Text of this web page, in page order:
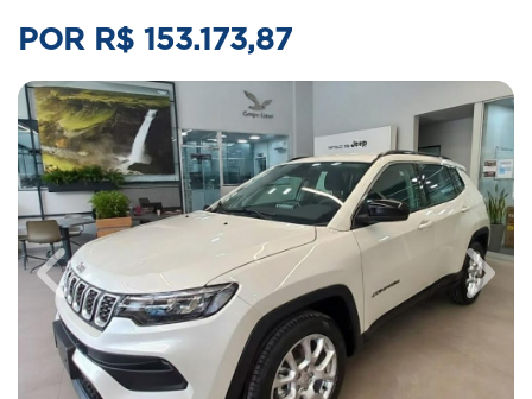
POR R$ 153.173,87
Previous Next